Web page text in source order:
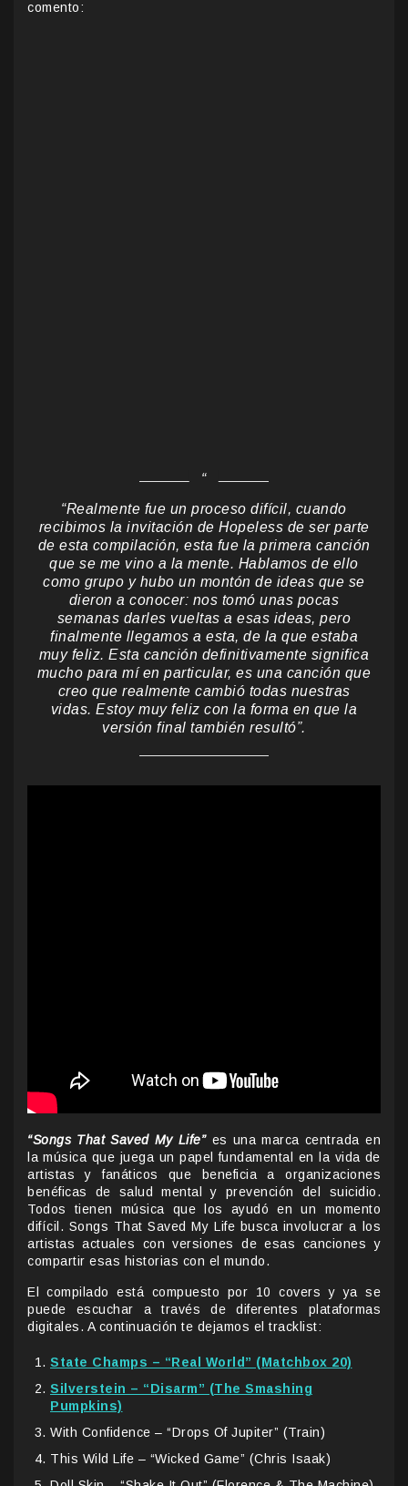
comento:
“Realmente fue un proceso difícil, cuando
recibimos la invitación de Hopeless de ser parte
de esta compilación, esta fue la primera canción
que se me vino a la mente. Hablamos de ello
como grupo y hubo un montón de ideas que se
dieron a conocer: nos tomó unas pocas
semanas darles vueltas a esas ideas, pero
finalmente llegamos a esta, de la que estaba
muy feliz. Esta canción definitivamente significa
mucho para mí en particular, es una canción que
creo que realmente cambió todas nuestras
vidas. Estoy muy feliz con la forma en que la
versión final también resultó”.
“Songs That Saved My Life” es una marca centrada en
la música que juega un papel fundamental en la vida de
artistas y fanáticos que beneficia a organizaciones
benéficas de salud mental y prevención del suicidio.
Todos tienen música que los ayudó en un momento
difícil. Songs That Saved My Life busca involucrar a los
artistas actuales con versiones de esas canciones y
compartir esas historias con el mundo.
El compilado está compuesto por 10 covers y ya se
puede escuchar a través de diferentes plataformas
digitales. A continuación te dejamos el tracklist:
State Champs – “Real World” (Matchbox 20)
Silverstein – “Disarm” (The Smashing
Pumpkins)
With Confidence – “Drops Of Jupiter” (Train)
This Wild Life – “Wicked Game” (Chris Isaak)